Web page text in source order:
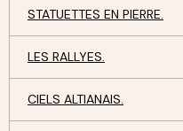
STATUETTES EN PIERRE.
LES RALLYES.
CIELS ALTIANAIS.